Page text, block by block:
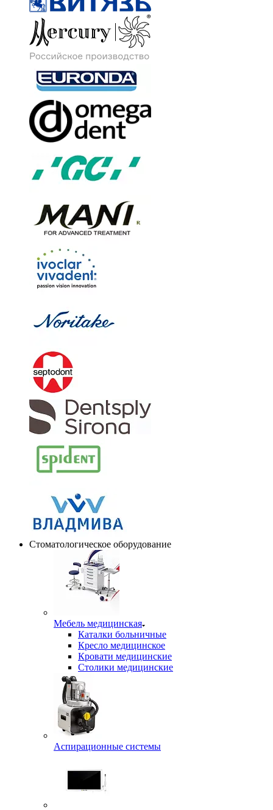
Стоматологическое оборудование
Мебель медицинская
Каталки больничные
Кресло медицинское
Кровати медицинские
Столики медицинские
Аспирационные системы